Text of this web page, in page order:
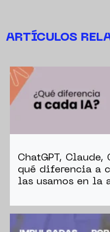
ARTÍCULOS
ChatGPT,
qué diferencia a
las usamos en la